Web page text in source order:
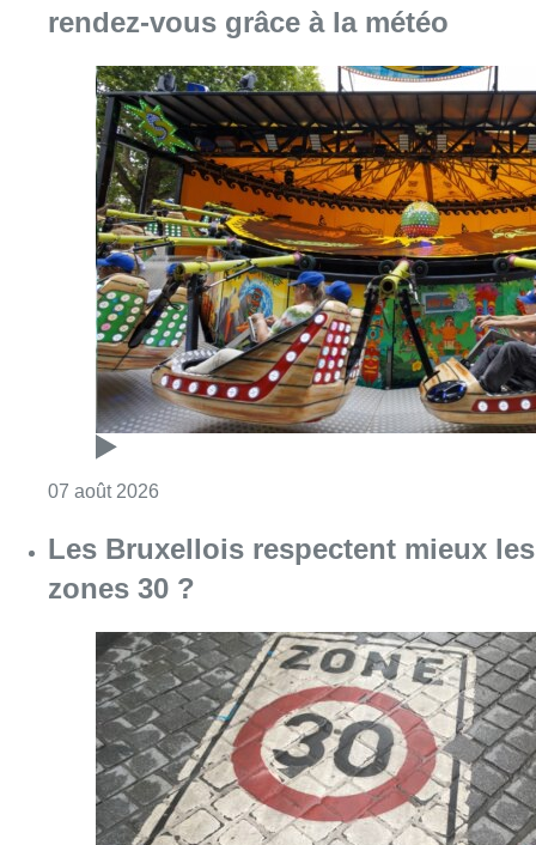
rendez-vous grâce à la météo
07 août 2026
Les Bruxellois respectent mieux les
zones 30 ?